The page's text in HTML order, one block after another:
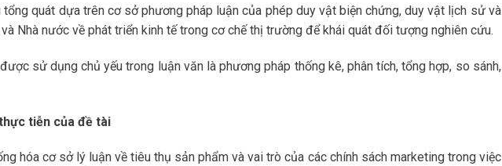
quát dựa trên cơ sở phương pháp luận của phép duy vật biện chứng, duy vật lịch sử và
Nhà nước về phát triển kinh tế trong cơ chế thị trường để khái quát đối tượng nghiên cứu.
sử dụng chủ yếu trong luận văn là phương pháp thống kê, phân tích, tổng hợp, so sánh,
tiễn của đề tài
hóa cơ sở lý luận về tiêu thụ sản phẩm và vai trò của các chính sách marketing trong việc